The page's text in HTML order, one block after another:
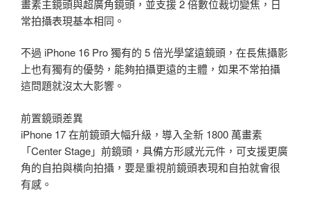
畫素主鏡頭與超廣角鏡頭，並支援 2 倍數位裁切變焦，日
常拍攝表現基本相同。
不過 iPhone 16 Pro 獨有的 5 倍光學望遠鏡頭，在長焦攝影
上也有獨有的優勢，能夠拍攝更遠的主體，如果不常拍攝
這問題就沒太大影響。
前置鏡頭差異
iPhone 17 在前鏡頭大幅升級，導入全新 1800 萬畫素
「Center Stage」前鏡頭，具備方形感光元件，可支援更廣
角的自拍與橫向拍攝，要是重視前鏡頭表現和自拍就會很
有感。